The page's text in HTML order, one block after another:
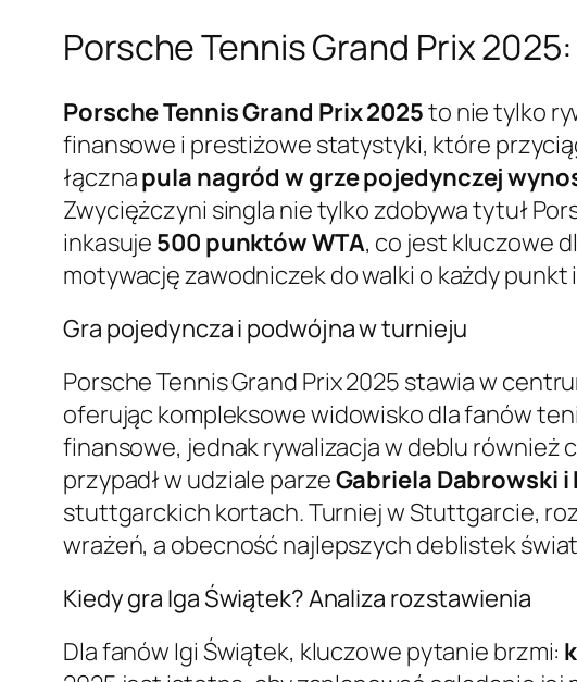
Porsche Tennis Grand Prix
Porsche Tennis Grand Prix 2025to nie tylko
finansowe i prestiżowe statystyki, które
łącznapula nagród w grze pojedynczej
Zwyciężczyni singla nie tylko zdobywa tytuł
inkasuje 500 punktów WTA, co jest kluczowe
motywację zawodniczek do walki o każdy punkt
Gra pojedyncza i podwójna w turnieju
Porsche Tennis Grand Prix 2025 stawia w
oferując kompleksowe widowisko dla fanów
finansowe, jednak rywalizacja w deblu również
przypadł w udziale parzeGabriela Dabrowski
stuttgarckich kortach. Turniej w Stuttgarcie,
wrażeń, a obecność najlepszych deblistek
Kiedy gra Iga Świątek? Analiza rozstawienia
Dla fanów Igi Świątek, kluczowe pytanie brzmi: